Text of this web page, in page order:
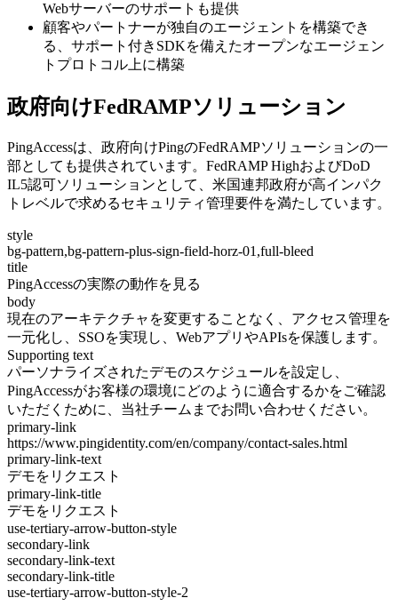
Webサーバーのサポートも提供
顧客やパートナーが独自のエージェントを構築でき
る、サポート付きSDKを備えたオープンなエージェン
トプロトコル上に構築
政府向けFedRAMPソリューション
PingAccessは、政府向けPingのFedRAMPソリューションの一
部としても提供されています。FedRAMP HighおよびDoD
IL5認可ソリューションとして、米国連邦政府が高インパク
トレベルで求めるセキュリティ管理要件を満たしています。
style
bg-pattern,bg-pattern-plus-sign-field-horz-01,full-bleed
title
PingAccessの実際の動作を見る
body
現在のアーキテクチャを変更することなく、アクセス管理を
一元化し、SSOを実現し、WebアプリやAPIsを保護します。
Supporting text
パーソナライズされたデモのスケジュールを設定し、
PingAccessがお客様の環境にどのように適合するかをご確認
いただくために、当社チームまでお問い合わせください。
primary-link
https://www.pingidentity.com/en/company/contact-sales.html
primary-link-text
デモをリクエスト
primary-link-title
デモをリクエスト
use-tertiary-arrow-button-style
secondary-link
secondary-link-text
secondary-link-title
use-tertiary-arrow-button-style-2